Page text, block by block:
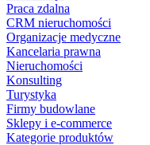
Praca zdalna
CRM nieruchomości
Organizacje medyczne
Kancelaria prawna
Nieruchomości
Konsulting
Turystyka
Firmy budowlane
Sklepy i e-commerce
Kategorie produktów